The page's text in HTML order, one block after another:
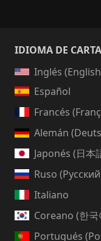
IDIOMA DE
Inglés
Español
Francés
Alemán
Japonés (日本
Ruso
Italiano
Coreano (한국
Portugués